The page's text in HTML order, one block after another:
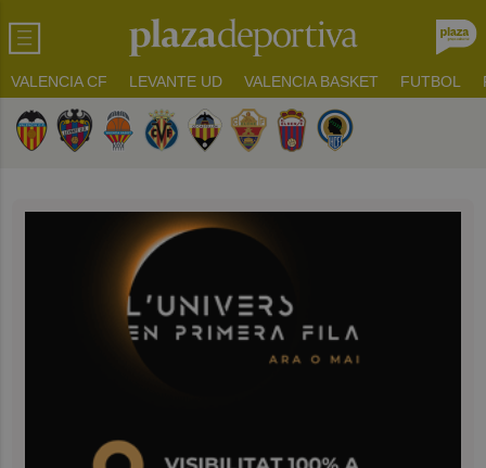
VALENCIA CF LEVANTE UD VALENCIA BASKET FUTBOL